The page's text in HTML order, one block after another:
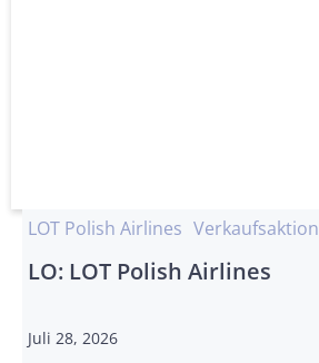
LOT Polish Airlines Verkaufsaktion
LO: LOT Polish Airlines
Juli 28, 2026